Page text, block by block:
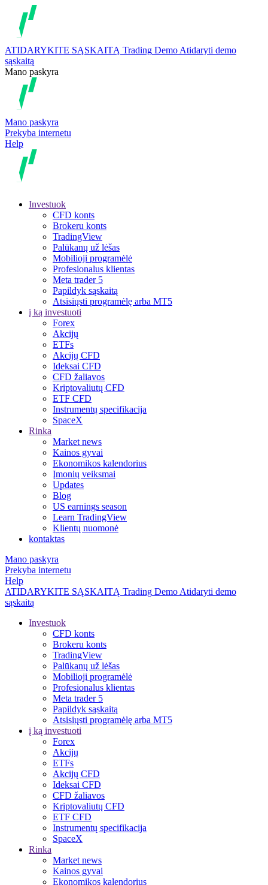
ATIDARYKITE SĄSKAITĄ Trading Demo Atidaryti demo
sąskaitą
Mano paskyra
Mano paskyra
Prekyba internetu
Help
Investuok
CFD konts
Brokeru konts
TradingView
Palūkanų už lėšas
Mobilioji programėlė
Profesionalus klientas
Meta trader 5
Papildyk sąskaitą
Atsisiųsti programėlę arba MT5
į ką investuoti
Forex
Akcijų
ETFs
Akcijų CFD
Ideksai CFD
CFD žaliavos
Kriptovaliutų CFD
ETF CFD
Instrumentų specifikacija
SpaceX
Rinka
Market news
Kainos gyvai
Ekonomikos kalendorius
Įmonių veiksmai
Updates
Blog
US earnings season
Learn TradingView
Klientų nuomonė
kontaktas
Mano paskyra
Prekyba internetu
Help
ATIDARYKITE SĄSKAITĄ Trading Demo Atidaryti demo
sąskaitą
Investuok
CFD konts
Brokeru konts
TradingView
Palūkanų už lėšas
Mobilioji programėlė
Profesionalus klientas
Meta trader 5
Papildyk sąskaitą
Atsisiųsti programėlę arba MT5
į ką investuoti
Forex
Akcijų
ETFs
Akcijų CFD
Ideksai CFD
CFD žaliavos
Kriptovaliutų CFD
ETF CFD
Instrumentų specifikacija
SpaceX
Rinka
Market news
Kainos gyvai
Ekonomikos kalendorius